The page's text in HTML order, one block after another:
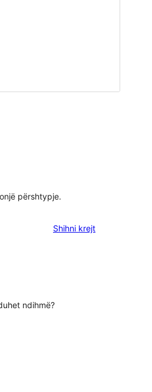
përshtypje.
Shihni krejtshqyrtimet
ndihmë?